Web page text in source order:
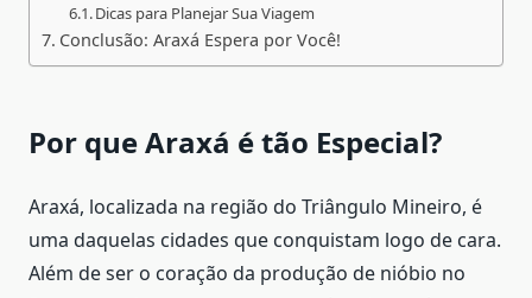
Dicas para Planejar Sua Viagem
Conclusão: Araxá Espera por Você!
Por que Araxá é tão Especial?
Araxá, localizada na região do Triângulo Mineiro, é
uma daquelas cidades que conquistam logo de cara.
Além de ser o coração da produção de nióbio no